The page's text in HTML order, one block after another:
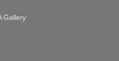
Gallery